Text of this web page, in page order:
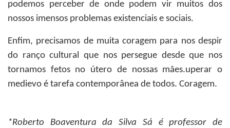
podemos perceber de onde podem vir muitos dos
nossos imensos problemas existenciais e sociais.
Enfim, precisamos de muita coragem para nos despir
do ranço cultural que nos persegue desde que nos
tornamos fetos no útero de nossas mães.uperar o
medievo é tarefa contemporânea de todos. Coragem.
*Roberto Boaventura da Silva Sá é professor de